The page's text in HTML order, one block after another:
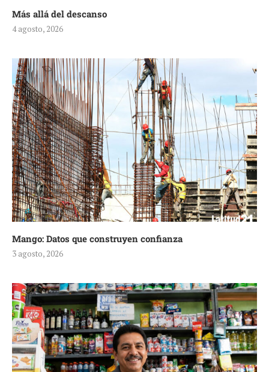
Más allá del descanso
4 agosto, 2026
Mango: Datos que construyen confianza
3 agosto, 2026